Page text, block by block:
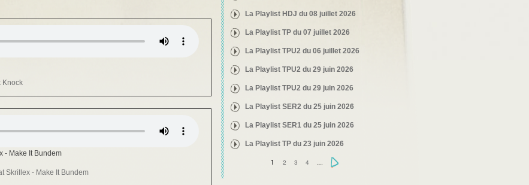
Knock
- Make It Bundem
Skrillex - Make It Bundem
La Playlist HDJ du 08 juillet 2026
La Playlist TP du 07 juillet 2026
La Playlist TPU2 du 06 juillet 2026
La Playlist TPU2 du 29 juin 2026
La Playlist TPU2 du 29 juin 2026
La Playlist SER2 du 25 juin 2026
La Playlist SER1 du 25 juin 2026
La Playlist TP du 23 juin 2026
1 2 3 4 … ›